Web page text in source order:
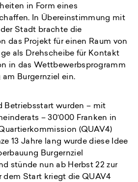
in Form eines
In Übereinstimmung mit
Stadt brachte die
das Projekt für einen Raum von
als Drehscheibe für Kontakt
in das Wettbewerbsprogramm
Burgernziel ein.
Betriebsstart wurden – mit
– 30‘000 Franken in
(QUAV4)
13 Jahre lang wurde diese Idee
Burgernziel
stünde nun ab Herbst 22 zur
dem Start kriegt die QUAV4